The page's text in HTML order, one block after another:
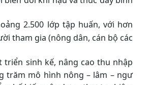
2.500 lớp tập huấn, với hơn
tham gia (nông dân, cán bộ các
triển sinh kế, nâng cao thu nhập
trăm mô hình nông – lâm – ngư